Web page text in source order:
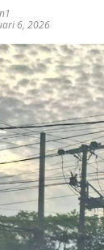
6, 2026